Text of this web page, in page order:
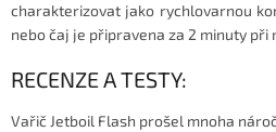
charakterizovat jako rychlovarnou
nebo čaj je připravena za 2 minuty
RECENZE A TESTY:
Vařič Jetboil Flash prošel mnoha